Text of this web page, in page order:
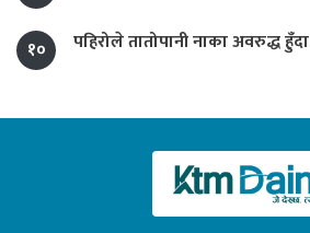
१० पहिरोले तातोपानी नाका अवरुद्ध